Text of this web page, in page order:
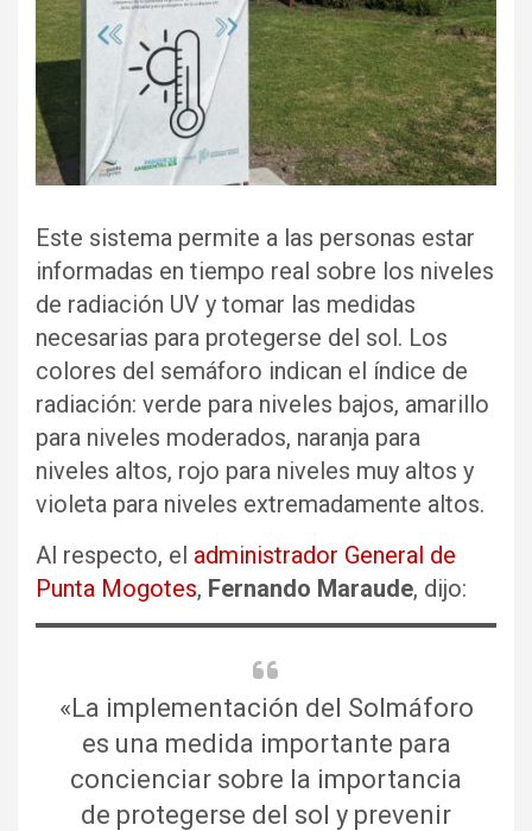
Este sistema permite a las personas estar
informadas en tiempo real sobre los niveles
de radiación UV y tomar las medidas
necesarias para protegerse del sol. Los
colores del semáforo indican el índice de
radiación: verde para niveles bajos, amarillo
para niveles moderados, naranja para
niveles altos, rojo para niveles muy altos y
violeta para niveles extremadamente altos.
Al respecto, el administrador General de
Punta Mogotes, Fernando Maraude, dijo:
«La implementación del Solmáforo
es una medida importante para
concienciar sobre la importancia
de protegerse del sol y prevenir